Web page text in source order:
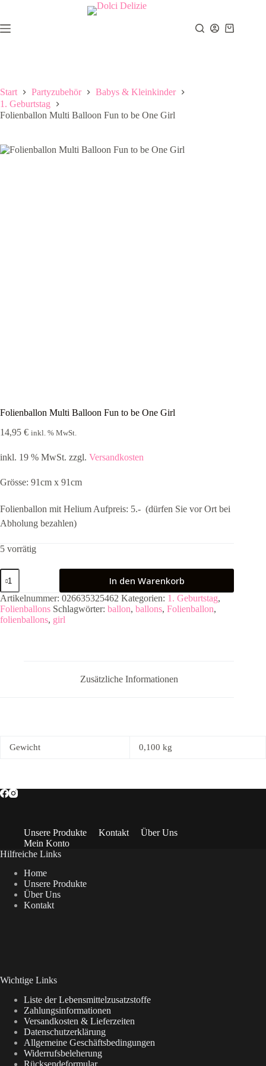
springen
Warenkorb
Start Partyzubehör
Babys & Kleinkinder
1. Geburtstag
Folienballon Multi Balloon Fun to be One Girl
Folienballon Multi Balloon Fun to be One Girl
14,95 € inkl. % MwSt.
inkl. 19 % MwSt. zzgl. Versandkosten
Grösse: 91cm x 91cm
Folienballon mit Helium Aufpreis: 5.-  (dürfen Sie vor Ort bei
Abholung bezahlen)
5 vorrätig
Folienballon
Multi
Balloon
Fun
to
be
In den Warenkorb
Artikelnummer: 026635325462 Kategorien: 1. Geburtstag,
Folienballons Schlagwörter: ballon, ballons, Folienballon,
folienballons, girl
Zusätzliche Informationen
Gewicht 0,100 kg
Unsere Produkte Kontakt
Über Uns
Mein Konto
Hilfreiche Links
Home
Unsere Produkte
Über Uns
Kontakt
Wichtige Links
Liste der Lebensmittelzusatzstoffe
Zahlungsinformationen
Versandkosten & Lieferzeiten
Datenschutzerklärung
Allgemeine Geschäftsbedingungen
Widerrufsbeleherung